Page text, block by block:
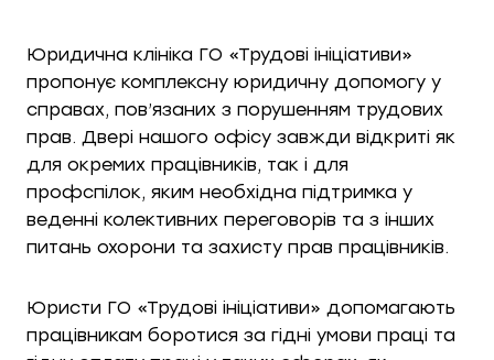
Юридична клініка ГО «Трудові ініціативи»
пропонує комплексну юридичну допомогу у
справах, пов’язаних з порушенням трудових
прав. Двері нашого офісу завжди відкриті як
для окремих працівників, так і для
профспілок, яким необхідна підтримка у
веденні колективних переговорів та з інших
питань охорони та захисту прав працівників.
Юристи ГО «Трудові ініціативи» допомагають
працівникам боротися за гідні умови праці та